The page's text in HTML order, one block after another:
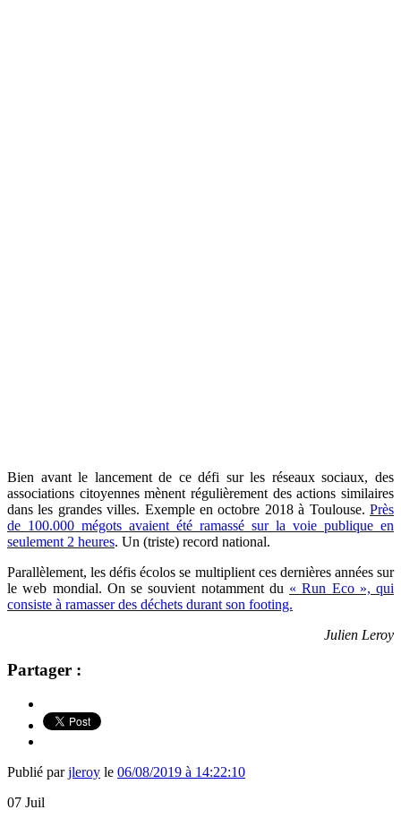
Bien avant le lancement de ce défi sur les réseaux sociaux, des
associations citoyennes mènent régulièrement des actions similaires
dans les grandes villes. Exemple en octobre 2018 à Toulouse. Près
de 100.000 mégots avaient été ramassé sur la voie publique en
seulement 2 heures. Un (triste) record national.
Parallèlement, les défis écolos se multiplient ces dernières années sur
le web mondial. On se souvient notamment du « Run Eco », qui
consiste à ramasser des déchets durant son footing.
Julien Leroy
Partager :
Publié parjleroy le 06/08/2019 à 14:22:10
07 Juil